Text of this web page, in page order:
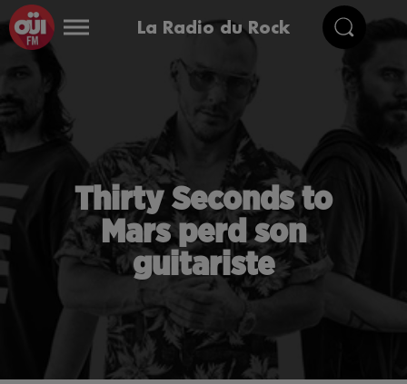
La Radio du Rock
Thirty Seconds to
Mars perd son
guitariste